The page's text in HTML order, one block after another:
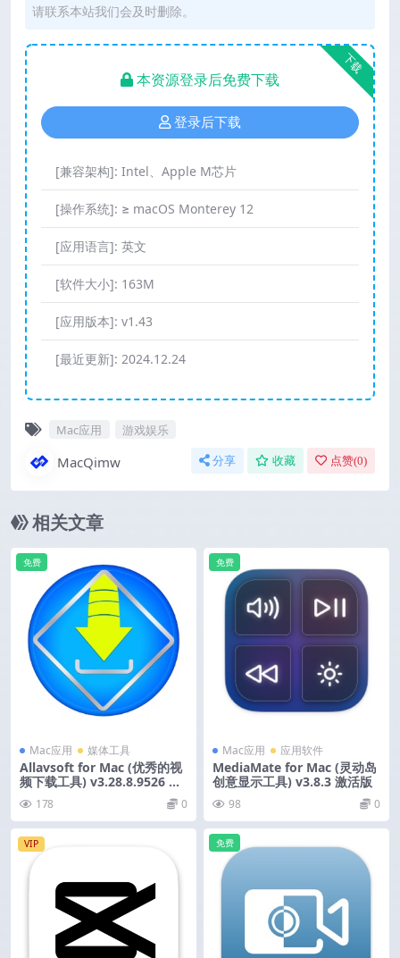
请联系本站我们会及时删除。
下载
本资源登录后免费下载
登录后下载
[兼容架构]: Intel、Apple M芯片
[操作系统]: ≥ macOS Monterey 12
[应用语言]: 英文
[软件大小]: 163M
[应用版本]: v1.43
[最近更新]: 2024.12.24
Mac应用 游戏娱乐
MacQimw 分享 收藏 点赞(0)
相关文章
Mac应用 媒体工具
Allavsoft for Mac (优秀的视
频下载工具) v3.28.8.9526 中
文版
免费
178 0
Mac应用 应用软件
MediaMate for Mac (灵动岛
创意显示工具) v3.8.3 激活版
免费
98 0
VIP 免费